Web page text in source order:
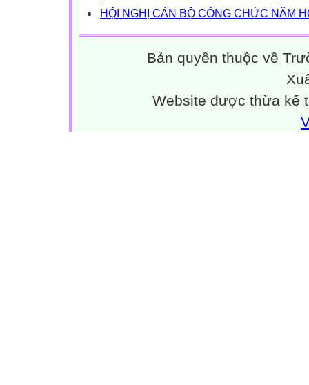
HỘI NGHỊ CÁN BỘ CÔNG CHỨC NĂM
Bản quyền thuộc về
Website được thừa kế